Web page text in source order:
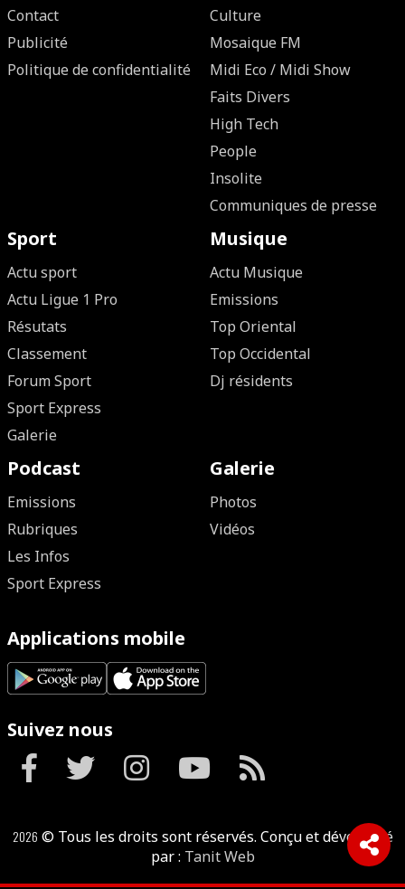
Contact
Publicité
Politique de confidentialité
Culture
Mosaique FM
Midi Eco / Midi Show
Faits Divers
High Tech
People
Insolite
Communiques de presse
Sport
Actu sport
Actu Ligue 1 Pro
Résutats
Classement
Forum Sport
Sport Express
Galerie
Musique
Actu Musique
Emissions
Top Oriental
Top Occidental
Dj résidents
Podcast
Emissions
Rubriques
Les Infos
Sport Express
Galerie
Photos
Vidéos
Applications mobile
Suivez nous
2026 © Tous les droits sont réservés. Conçu et développé
par : Tanit Web